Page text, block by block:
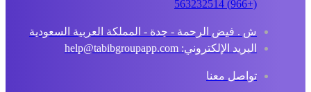
ش . فيض الرحمة - جدة - المملكة العربية السعودية
البريد الإلكتروني: help@tabibgroupapp.com
تواصل معنا